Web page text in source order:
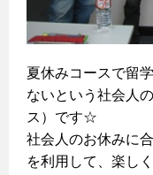
夏休みコースで留
ないという社会人
ス）です☆
社会人のお休みに
を利用して、楽し